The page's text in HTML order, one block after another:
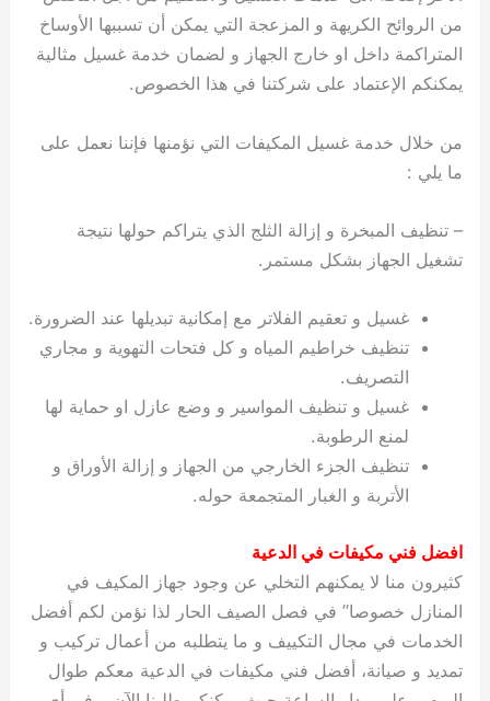
من الروائح الكريهة و المزعجة التي يمكن أن تسببها الأوساخ
المتراكمة داخل او خارج الجهاز و لضمان خدمة غسيل مثالية
يمكنكم الإعتماد على شركتنا في هذا الخصوص.
من خلال خدمة غسيل المكيفات التي نؤمنها فإننا نعمل على
ما يلي :
– تنظيف المبخرة و إزالة الثلج الذي يتراكم حولها نتيجة
تشغيل الجهاز بشكل مستمر.
غسيل و تعقيم الفلاتر مع إمكانية تبديلها عند الضرورة.
تنظيف خراطيم المياه و كل فتحات التهوية و مجاري
التصريف.
غسيل و تنظيف المواسير و وضع عازل او حماية لها
لمنع الرطوبة.
تنظيف الجزء الخارجي من الجهاز و إزالة الأوراق و
الأتربة و الغبار المتجمعة حوله.
افضل فني مكيفات في الدعية
كثيرون منا لا يمكنهم التخلي عن وجود جهاز المكيف في
المنازل خصوصا” في فصل الصيف الحار لذا نؤمن لكم أفضل
الخدمات في مجال التكييف و ما يتطلبه من أعمال تركيب و
تمديد و صيانة، أفضل فني مكيفات في الدعية معكم طوال